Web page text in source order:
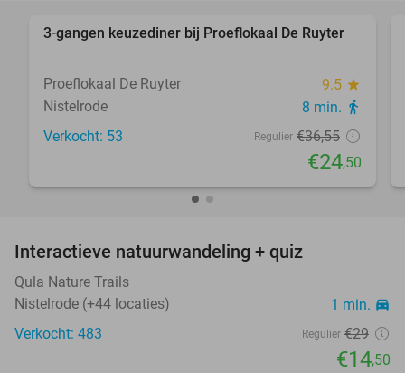
33%
3-gangen keuzediner bij Proeflokaal De Ruyter
Proeflokaal De Ruyter 9.5 star
Nistelrode 8 min. directions_walk
Verkocht: 53 Regulier €36,55
€24,50
Interactieve natuurwandeling + quiz
Qula Nature Trails
Nistelrode (+44 locaties)
1 min. directions_car
Verkocht: 483 Regulier €29
€14,50